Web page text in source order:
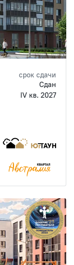
срок сдачи
Сдан
IV кв. 2027